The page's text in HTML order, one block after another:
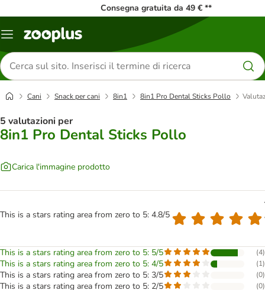
Consegna gratuita da 49 € **
Overview
Cerca
prodotti
Cani Snack per cani 8in1 8in1 Pro Dental Sticks Pollo
5 valutazioni per
8in1 Pro Dental Sticks Pollo
Carica l'immagine prodotto
This is a stars rating area from zero to 5: 4.8/5
This is a stars rating area from zero to 5: 5/5 (4)
This is a stars rating area from zero to 5: 4/5 (1)
This is a stars rating area from zero to 5: 3/5 (0)
This is a stars rating area from zero to 5: 2/5 (0)